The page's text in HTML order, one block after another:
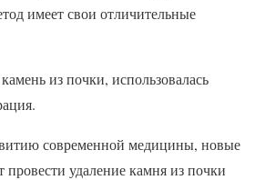
имеет свои отличительные
из почки, использовалась
современной медицины, новые
провести удаление камня из почки